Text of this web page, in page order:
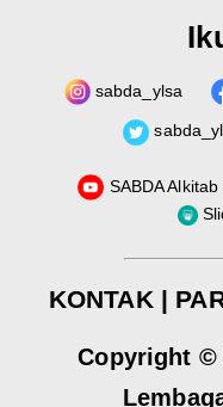
sabda_ylsa
SABDA Alkitab
KONTAK |
Copyright ©